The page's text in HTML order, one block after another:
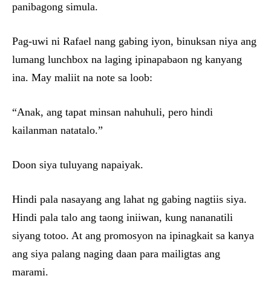
panibagong simula.
Pag-uwi ni Rafael nang gabing iyon, binuksan niya ang
lumang lunchbox na laging ipinapabaon ng kanyang
ina. May maliit na note sa loob:
“Anak, ang tapat minsan nahuhuli, pero hindi
kailanman natatalo.”
Doon siya tuluyang napaiyak.
Hindi pala nasayang ang lahat ng gabing nagtiis siya.
Hindi pala talo ang taong iniiwan, kung nananatili
siyang totoo. At ang promosyon na ipinagkait sa kanya
ang siya palang naging daan para mailigtas ang
marami.